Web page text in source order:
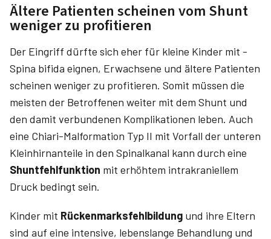
Ältere Patienten scheinen vom Shunt
weniger zu profitieren
Der Eingriff dürfte sich eher für kleine Kinder mit ­
Spina ­bifida eignen, Erwachsene und ältere Patienten
scheinen weniger zu profitieren. Somit müssen die
meisten der Betroffenen weiter mit dem Shunt und
den damit verbundenen Komplikationen leben. Auch
eine Chiari-Malformation Typ II mit Vorfall der unteren
Kleinhirnanteile in den Spinalkanal kann durch eine
Shuntfehlfunktion mit erhöhtem intrakraniellem
Druck bedingt sein.
Kinder mit Rückenmarksfehlbildung und ihre Eltern
sind auf eine intensive, lebenslange Behandlung und